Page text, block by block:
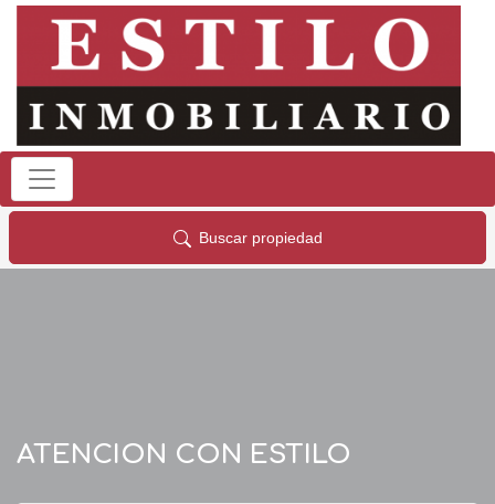
Buscar propiedad
ATENCION CON ESTILO